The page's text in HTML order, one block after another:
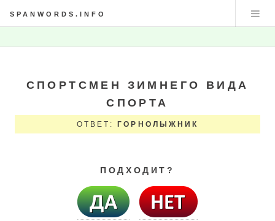
SPANWORDS.INFO
СПОРТСМЕН ЗИМНЕГО ВИДА
СПОРТА
ОТВЕТ: ГОРНОЛЫЖНИК
ПОДХОДИТ?